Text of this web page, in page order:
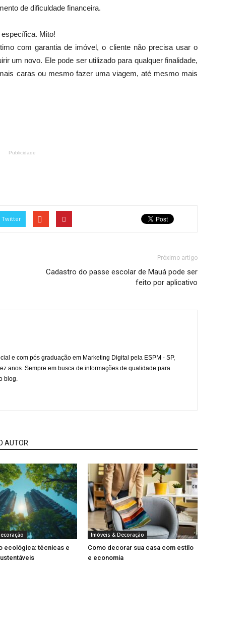
de dificuldade financeira.
Mito!
com garantia de imóvel, o cliente não precisa usar o
um novo. Ele pode ser utilizado para qualquer finalidade,
caras ou mesmo fazer uma viagem, até mesmo mais
Publicidade
Twitter
Próximo artigo
Cadastro do passe escolar de Mauá pode ser
feito por aplicativo
e com pós graduação em Marketing Digital pela ESPM - SP,
anos. Sempre em busca de informações de qualidade para
blog.
AUTOR
ecológica: técnicas e
Imóveis & Decoração
Como decorar sua casa com estilo
e economia